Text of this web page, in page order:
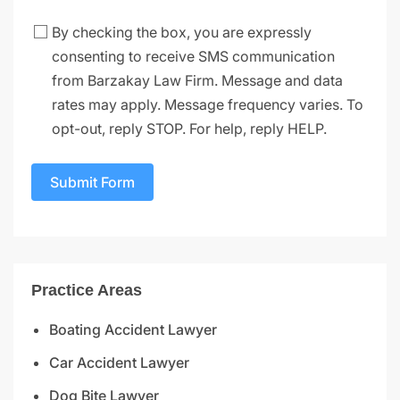
By checking the box, you are expressly
consenting to receive SMS communication
from Barzakay Law Firm. Message and data
rates may apply. Message frequency varies. To
opt-out, reply STOP. For help, reply HELP.
Submit Form
Practice Areas
Boating Accident Lawyer
Car Accident Lawyer
Dog Bite Lawyer